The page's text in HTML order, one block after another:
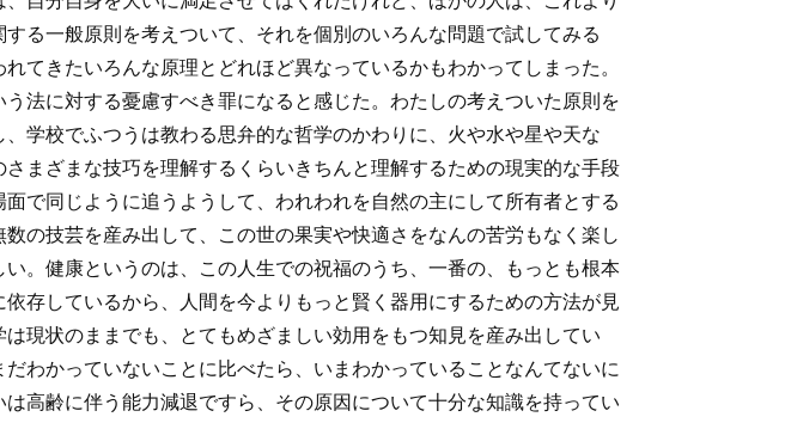
る一般原則を考えついて、それを個別のいろんな問題で試してみる
てきたいろんな原理とどれほど異なっているかもわかってしまった。
法に対する憂慮すべき罪になると感じた。わたしの考えついた原則を
学校でふつうは教わる思弁的な哲学のかわりに、火や水や星や天な
まざまな技巧を理解するくらいきちんと理解するための現実的な手段
で同じように追うようして、われわれを自然の主にして所有者とする
の技芸を産み出して、この世の果実や快適さをなんの苦労もなく楽し
。健康というのは、この人生での祝福のうち、一番の、もっとも根本
存しているから、人間を今よりもっと賢く器用にするための方法が見
現状のままでも、とてもめざましい効用をもつ知見を産み出してい
わかっていないことに比べたら、いまわかっていることなんてないに
高齢に伴う能力減退ですら、その原因について十分な知識を持ってい